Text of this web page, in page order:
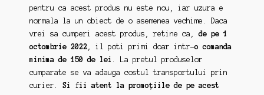
pentru ca acest produs nu este nou, iar uzura e
normala la un obiect de o asemenea vechime. Daca
vrei sa cumperi acest produs, retine ca,de pe 1
octombrie 2022, il poti primi doar intr-o comanda
minima de 150 de lei
. La pretul produselor
cumparate se va adauga costul transportului prin
curier. Si fii atent la promoțiile de pe acest